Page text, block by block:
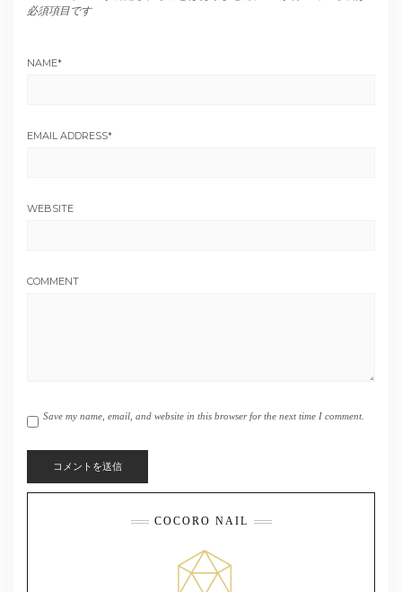
必須項目です
NAME*
EMAIL ADDRESS*
WEBSITE
COMMENT
Save my name, email, and website in this browser for the next time I comment.
COCORO NAIL